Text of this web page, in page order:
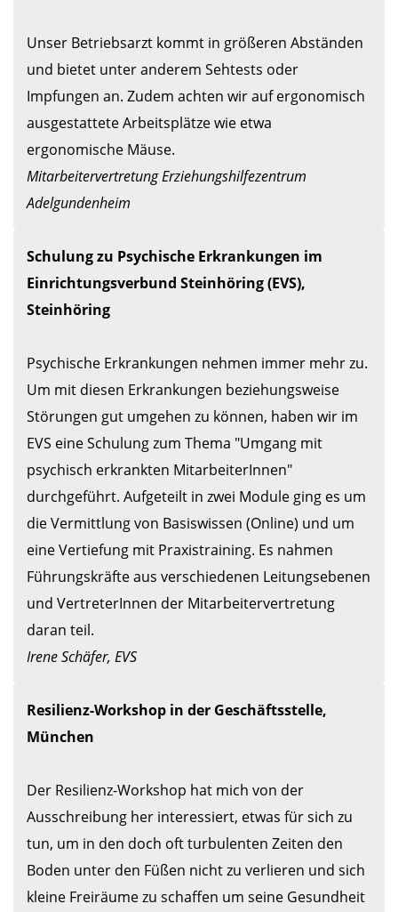
Unser Betriebsarzt kommt in größeren Abständen
und bietet unter anderem Sehtests oder
Impfungen an. Zudem achten wir auf ergonomisch
ausgestattete Arbeitsplätze wie etwa
Mitarbeitervertretung Erziehungshilfezentrum
Adelgundenheim
Schulung zu Psychische Erkrankungen im
Einrichtungsverbund Steinhöring (EVS),
Steinhöring
Psychische Erkrankungen nehmen immer mehr zu.
Um mit diesen Erkrankungen beziehungsweise
Störungen gut umgehen zu können, haben wir im
EVS eine Schulung zum Thema "Umgang mit
psychisch erkrankten MitarbeiterInnen"
durchgeführt. Aufgeteilt in zwei Module ging es um
die Vermittlung von Basiswissen (Online) und um
eine Vertiefung mit Praxistraining. Es nahmen
Führungskräfte aus verschiedenen Leitungsebenen
und VertreterInnen der Mitarbeitervertretung
Irene Schäfer, EVS
Resilienz-Workshop in der Geschäftsstelle,
Der Resilienz-Workshop hat mich von der
Ausschreibung her interessiert, etwas für sich zu
tun, um in den doch oft turbulenten Zeiten den
Boden unter den Füßen nicht zu verlieren und sich
kleine Freiräume zu schaffen um seine Gesundheit